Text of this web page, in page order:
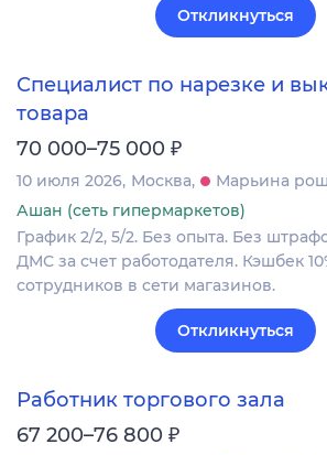
Откликнуться
Специалист по нарезке и
товара
70 000–75 000 ₽
10 июля 2026 Москва
Марьина
Ашан (сеть гипермаркетов)
График 2/2, 5/2. Без опыта. Без
ДМС за счет работодателя. Кэшбек
сотрудников в сети магазинов.
Откликнуться
Работник торгового зала
67 200–76 800 ₽